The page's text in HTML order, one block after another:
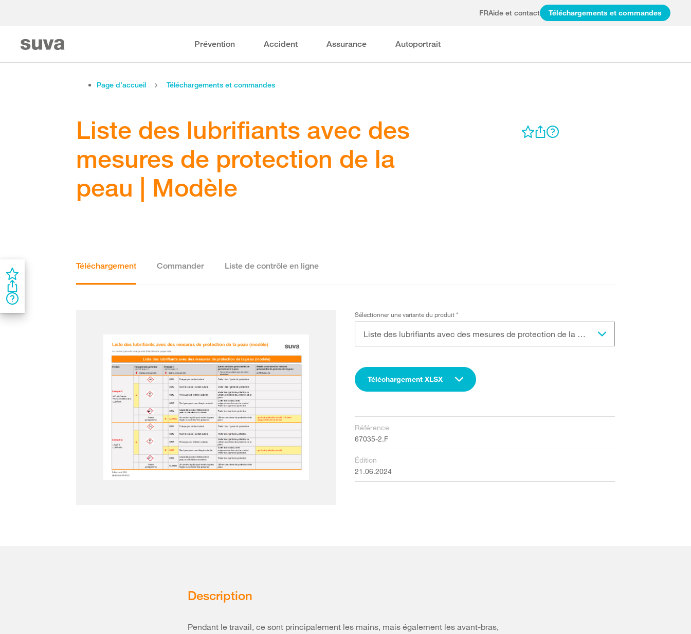
FRAide et contact Téléchargements et commandes
Prévention Accident Assurance Autoportrait
Page d’accueil Téléchargements et commandes
Liste des lubrifiants avec des
mesures de protection de la
peau | Modèle
Téléchargement Commander Liste de contrôle en ligne
Sélectionner une variante du produit*
Liste des lubrifiants avec des mesures de protection de la peau | Modèle
Téléchargement XLSX
Référence
67035-2.F
Édition
21.06.2024
Description
Pendant le travail, ce sont principalement les mains, mais également les avant-bras,